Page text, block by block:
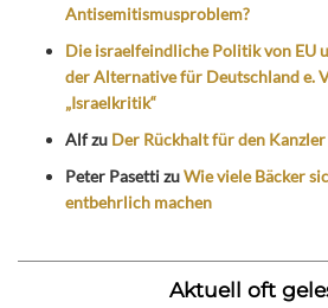
Antisemitismusproblem?
Die israelfeindliche Politik von EU
der Alternative für Deutschland e.
„Israelkritik“
Alfzu Der Rückhalt für den
Peter PasettizuWie viele Bäcker
entbehrlich machen
Aktuell oft